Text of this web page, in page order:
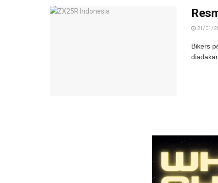
21/01/
Bikers